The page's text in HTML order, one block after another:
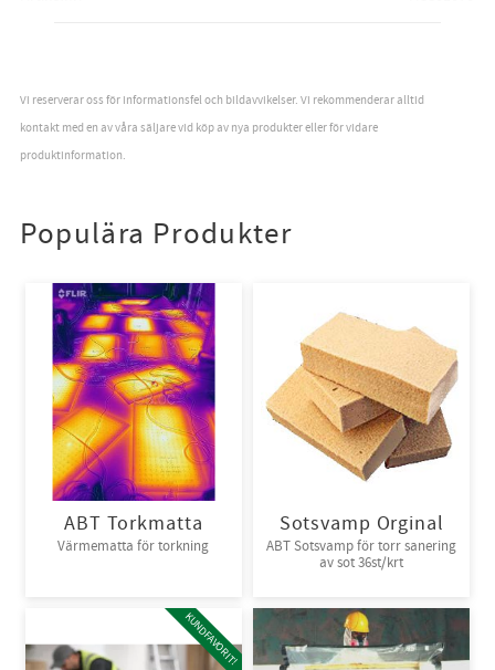
Vi reserverar oss för informationsfel och bildavvikelser. Vi rekommenderar alltid
kontakt med en av våra säljare vid köp av nya produkter eller för vidare
produktinformation.
Populära Produkter
ABT Torkmatta
Värmematta för torkning
Sotsvamp Orginal
ABT Sotsvamp för torr sanering
av sot 36st/krt
KUNDFAVORIT!